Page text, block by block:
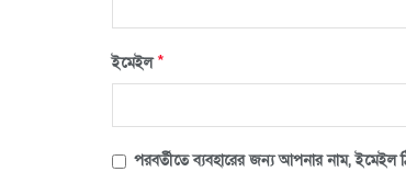
ইমেইল*
পরবর্তীতে ব্যবহারের জন্য আপনার নাম, ইমেইল